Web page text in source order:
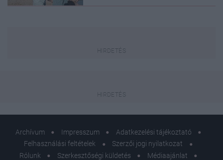
Archívum Impresszum
Adatkezelési tájékoztató
Felhasználási feltételek
Szerzői jogi nyilatkozat
Rólunk
Szerkesztőségi küldetés
Médiaajánlat